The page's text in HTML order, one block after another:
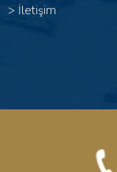
> İletişim